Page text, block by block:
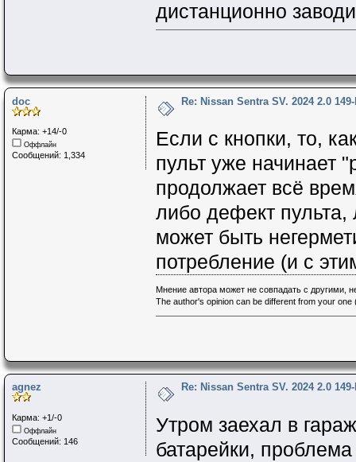
дистанционно
doc
Карма: +14/-0
Оффлайн
Сообщений: 1,334
Re: Nissan Sentra SV. 2024 2.0
Если с кнопки, то,
пульт уже начинает
продолжает всё
либо дефект пульта,
может быть
потребление (и с
Мнение автора может не совпадать с другими,
The author's opinion can be different from your
agnez
Карма: +1/-0
Оффлайн
Сообщений: 146
Re: Nissan Sentra SV. 2024 2.0
Утром заехал в
батарейки,